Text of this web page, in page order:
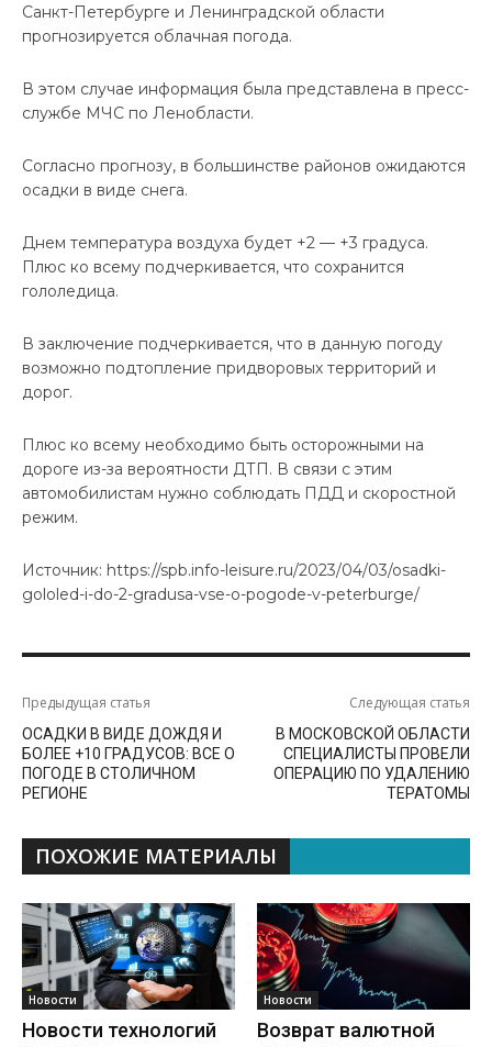
Санкт-Петербурге и Ленинградской области
прогнозируется облачная погода.
В этом случае информация была представлена в пресс-
службе МЧС по Ленобласти.
Согласно прогнозу, в большинстве районов ожидаются
осадки в виде снега.
Днем температура воздуха будет +2 — +3 градуса.
Плюс ко всему подчеркивается, что сохранится
гололедица.
В заключение подчеркивается, что в данную погоду
возможно подтопление придворовых территорий и
дорог.
Плюс ко всему необходимо быть осторожными на
дороге из-за вероятности ДТП. В связи с этим
автомобилистам нужно соблюдать ПДД и скоростной
режим.
Источник: https://spb.info-leisure.ru/2023/04/03/osadki-
gololed-i-do-2-gradusa-vse-o-pogode-v-peterburge/
Предыдущая статья
ОСАДКИ В ВИДЕ ДОЖДЯ И
БОЛЕЕ +10 ГРАДУСОВ: ВСЕ О
ПОГОДЕ В СТОЛИЧНОМ
РЕГИОНЕ
Следующая статья
В МОСКОВСКОЙ ОБЛАСТИ
СПЕЦИАЛИСТЫ ПРОВЕЛИ
ОПЕРАЦИЮ ПО УДАЛЕНИЮ
ТЕРАТОМЫ
ПОХОЖИЕ МАТЕРИАЛЫ
Новости
Новости технологий
Новости
Возврат валютной